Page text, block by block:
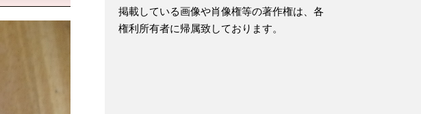
ー
掲載している画像や肖像権等の著作権は、各
権利所有者に帰属致しております。